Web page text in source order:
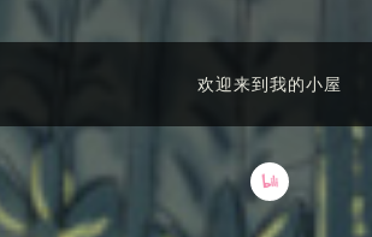
欢迎来到我的小屋